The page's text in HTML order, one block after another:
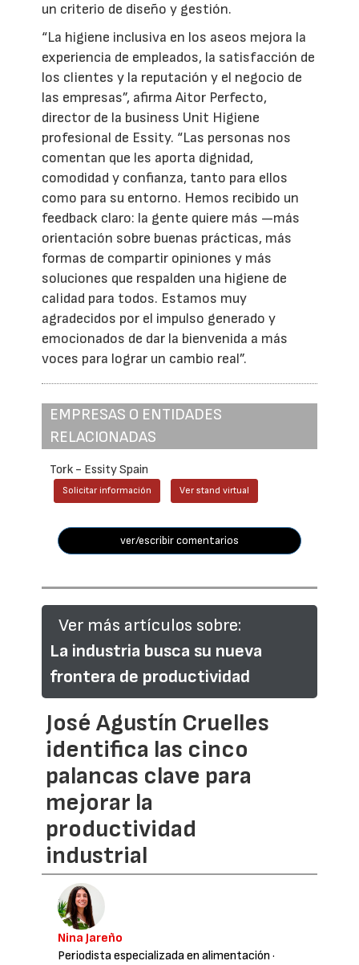
un criterio de diseño y gestión.
“La higiene inclusiva en los aseos mejora la
experiencia de empleados, la satisfacción de
los clientes y la reputación y el negocio de
las empresas”, afirma Aitor Perfecto,
director de la business Unit Higiene
profesional de Essity. “Las personas nos
comentan que les aporta dignidad,
comodidad y confianza, tanto para ellos
como para su entorno. Hemos recibido un
feedback claro: la gente quiere más —más
orientación sobre buenas prácticas, más
formas de compartir opiniones y más
soluciones que respalden una higiene de
calidad para todos. Estamos muy
agradecidos por el impulso generado y
emocionados de dar la bienvenida a más
voces para lograr un cambio real”.
EMPRESAS O ENTIDADES
RELACIONADAS
Tork - Essity Spain
Solicitar información Ver stand virtual
ver/escribir comentarios
Ver más artículos sobre:
La industria busca su nueva
frontera de productividad
José Agustín Cruelles
identifica las cinco
palancas clave para
mejorar la
productividad
industrial
Nina Jareño
Periodista especializada en alimentación ·